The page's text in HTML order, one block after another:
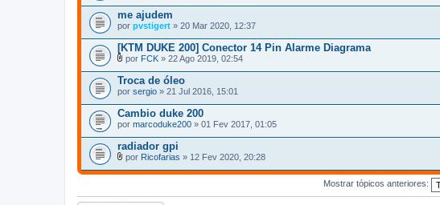
me ajudem
por pvstigert » 20 Mar 2020, 12:37
[KTM DUKE 200] Conector 14 Pin Alarme Diagrama
A
n
e
x
o
(
s
por FCK » 22 Ago 2019, 02:54
Troca de óleo
por sergio » 21 Jul 2016, 15:01
Cambio duke 200
por marcoduke200 » 01 Fev 2017, 01:05
radiador gpi
A
n
o
por Ricofarias » 12 Fev 2020, 20:28
Mostrar tópicos anteriores: